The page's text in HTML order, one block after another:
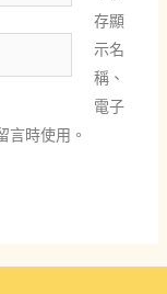
存顯
示名
稱、
電子
言時使用。